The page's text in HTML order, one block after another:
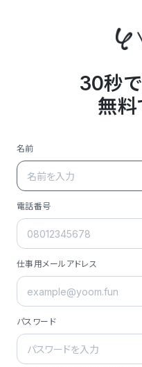
30秒
無料
名前
電話番号
仕事用メールアドレス
パスワード